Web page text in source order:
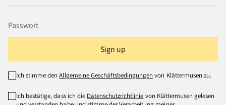
Sign up
Ich stimme denAllgemeine Geschäftsbedingungen von Klättermusen zu.
Ich bestätige, dass ich die Datenschutzrichtlinie von Klättermusen gelesen